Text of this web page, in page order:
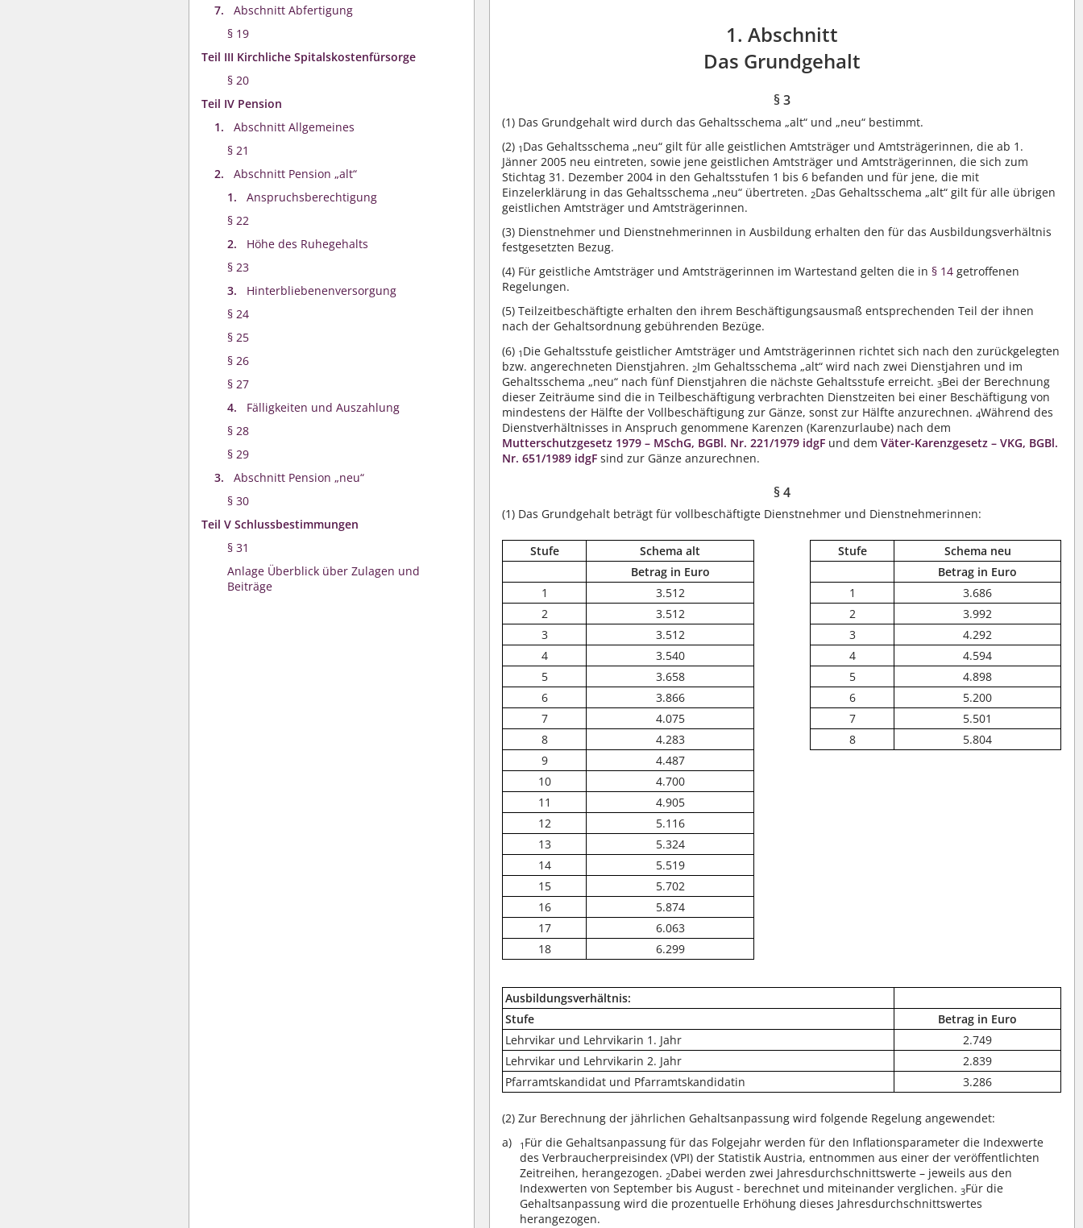
7.
Abschnitt Abfertigung
§ 19
Teil III Kirchliche Spitalskostenfürsorge
§ 20
Teil IV Pension
1.
Abschnitt Allgemeines
§ 21
2.
Abschnitt Pension „alt“
1.
Anspruchsberechtigung
§ 22
2.
Höhe des Ruhegehalts
§ 23
3.
Hinterbliebenenversorgung
§ 24
§ 25
§ 26
§ 27
4.
Fälligkeiten und Auszahlung
§ 28
§ 29
3.
Abschnitt Pension „neu“
§ 30
Teil V Schlussbestimmungen
§ 31
Anlage Überblick über Zulagen und
Beiträge
1. Abschnitt
Das Grundgehalt
§ 3
(1) Das Grundgehalt wird durch das Gehaltsschema „alt“ und „neu“ bestimmt.
(2) 1 Das Gehaltsschema „neu“ gilt für alle geistlichen Amtsträger und Amtsträgerinnen, die ab 1.
Jänner 2005 neu eintreten, sowie jene geistlichen Amtsträger und Amtsträgerinnen, die sich zum
Stichtag 31. Dezember 2004 in den Gehaltsstufen 1 bis 6 befanden und für jene, die mit
Einzelerklärung in das Gehaltsschema „neu“ übertreten. 2Das Gehaltsschema „alt“ gilt für alle übrigen
geistlichen Amtsträger und Amtsträgerinnen.
(3) Dienstnehmer und Dienstnehmerinnen in Ausbildung erhalten den für das Ausbildungsverhältnis
festgesetzten Bezug.
(4) Für geistliche Amtsträger und Amtsträgerinnen im Wartestand gelten die in § 14 getroffenen
Regelungen.
(5) Teilzeitbeschäftigte erhalten den ihrem Beschäftigungsausmaß entsprechenden Teil der ihnen
nach der Gehaltsordnung gebührenden Bezüge.
(6) 1 Die Gehaltsstufe geistlicher Amtsträger und Amtsträgerinnen richtet sich nach den zurückgelegten
bzw. angerechneten Dienstjahren. 2Im Gehaltsschema „alt“ wird nach zwei Dienstjahren und im
Gehaltsschema „neu“ nach fünf Dienstjahren die nächste Gehaltsstufe erreicht.3Bei der Berechnung
dieser Zeiträume sind die in Teilbeschäftigung verbrachten Dienstzeiten bei einer Beschäftigung von
mindestens der Hälfte der Vollbeschäftigung zur Gänze, sonst zur Hälfte anzurechnen.4Während des
Dienstverhältnisses in Anspruch genommene Karenzen (Karenzurlaube) nach dem
Mutterschutzgesetz 1979 – MSchG, BGBl. Nr. 221/1979 idgF und demVäter-Karenzgesetz – VKG, BGBl.
Nr. 651/1989 idgF sind zur Gänze anzurechnen.
§ 4
(1) Das Grundgehalt beträgt für vollbeschäftigte Dienstnehmer und Dienstnehmerinnen:
Stufe Schema alt Stufe
Schema neu
Betrag in Euro
Betrag in Euro
1
3.512 1
3.686
2
3.512 2
3.992
3
3.512 3
4.292
4
3.540 4
4.594
5
3.658 5
4.898
6
3.866 6
5.200
7
4.075 7
5.501
8
4.283 8
5.804
9
4.487
10
4.700
11
4.905
12
5.116
13
5.324
14
5.519
15
5.702
16
5.874
17
6.063
18
6.299
Ausbildungsverhältnis:
Stufe
Betrag in Euro
Lehrvikar und Lehrvikarin 1. Jahr
2.749
Lehrvikar und Lehrvikarin 2. Jahr
2.839
Pfarramtskandidat und Pfarramtskandidatin
3.286
(2) Zur Berechnung der jährlichen Gehaltsanpassung wird folgende Regelung angewendet:
1 Für die Gehaltsanpassung für das Folgejahr werden für den Inflationsparameter die Indexwerte
des Verbraucherpreisindex (VPI) der Statistik Austria, entnommen aus einer der veröffentlichten
Zeitreihen, herangezogen. 2Dabei werden zwei Jahresdurchschnittswerte – jeweils aus den
Indexwerten von September bis August - berechnet und miteinander verglichen.3Für die
Gehaltsanpassung wird die prozentuelle Erhöhung dieses Jahresdurchschnittswertes
herangezogen.